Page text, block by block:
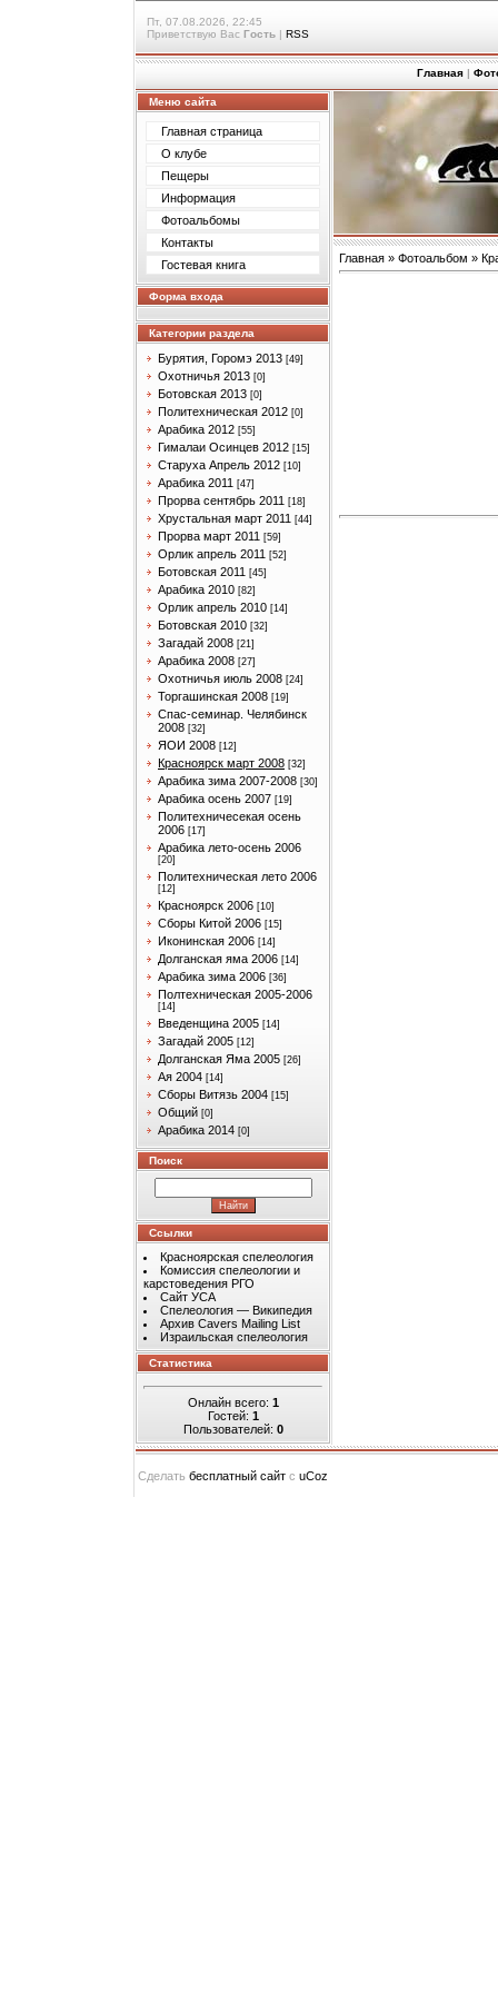
Пт, 07.08.2026, 22:45
Приветствую Вас Гость | RSS
Главная |
Меню сайта
Главная страница
О клубе
Пещеры
Информация
Фотоальбомы
Контакты
Гостевая книга
Форма входа
Категории раздела
Бурятия, Горомэ 2013 [49]
Охотничья 2013 [0]
Ботовская 2013 [0]
Политехническая 2012 [0]
Арабика 2012 [55]
Гималаи Осинцев 2012 [15]
Старуха Апрель 2012 [10]
Арабика 2011 [47]
Прорва сентябрь 2011 [18]
Хрустальная март 2011 [44]
Прорва март 2011 [59]
Орлик апрель 2011 [52]
Ботовская 2011 [45]
Арабика 2010 [82]
Орлик апрель 2010 [14]
Ботовская 2010 [32]
Загадай 2008 [21]
Арабика 2008 [27]
Охотничья июль 2008 [24]
Торгашинская 2008 [19]
Спас-семинар. Челябинск
2008 [32]
ЯОИ 2008 [12]
Красноярск март 2008 [32]
Арабика зима 2007-2008 [30]
Арабика осень 2007 [19]
Политехничесекая осень
2006 [17]
Арабика лето-осень 2006
[20]
Политехническая лето 2006
[12]
Красноярск 2006 [10]
Сборы Китой 2006 [15]
Иконинская 2006 [14]
Долганская яма 2006 [14]
Арабика зима 2006 [36]
Полтехническая 2005-2006
[14]
Введенщина 2005 [14]
Загадай 2005 [12]
Долганская Яма 2005 [26]
Ая 2004 [14]
Сборы Витязь 2004 [15]
Общий [0]
Арабика 2014 [0]
Поиск
Ссылки
Красноярская спелеология
Комиссия спелеологии и
карстоведения РГО
Сайт УСА
Спелеология — Википедия
Архив Cavers Mailing List
Израильская спелеология
Статистика
Онлайн всего: 1
Гостей: 1
Пользователей: 0
Главная » Фотоальбом »
Сделать бесплатный сайт с uCoz